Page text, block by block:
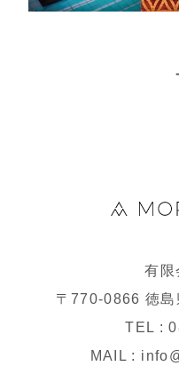
有限
〒770-0866 徳
TEL :
MAIL :